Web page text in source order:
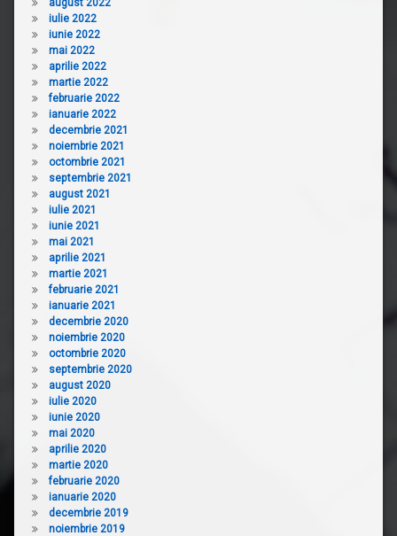
august 2022
iulie 2022
iunie 2022
mai 2022
aprilie 2022
martie 2022
februarie 2022
ianuarie 2022
decembrie 2021
noiembrie 2021
octombrie 2021
septembrie 2021
august 2021
iulie 2021
iunie 2021
mai 2021
aprilie 2021
martie 2021
februarie 2021
ianuarie 2021
decembrie 2020
noiembrie 2020
octombrie 2020
septembrie 2020
august 2020
iulie 2020
iunie 2020
mai 2020
aprilie 2020
martie 2020
februarie 2020
ianuarie 2020
decembrie 2019
noiembrie 2019